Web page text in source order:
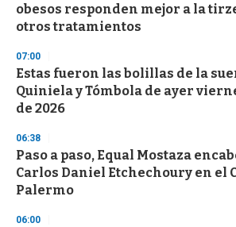
o
n
obesos responden mejor a la
otros tratamientos
07:00
Estas fueron las bolillas de la
Quiniela y Tómbola de ayer
de 2026
06:38
Paso a paso, Equal Mostaza
Carlos Daniel Etchechoury en el
Palermo
06:00